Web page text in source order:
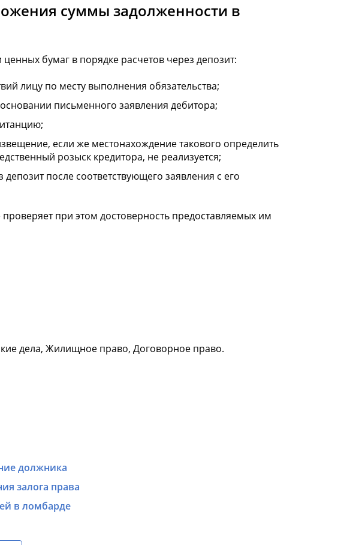
суммы задолженности в
бумаг в порядке расчетов через депозит:
лицу по месту выполнения обязательства;
письменного заявления дебитора;
если же местонахождение такового определить
розыск кредитора, не реализуется;
после соответствующего заявления с его
при этом достоверность предоставляемых им
дела, Жилищное право, Договорное право.
должника
залога права
в ломбарде